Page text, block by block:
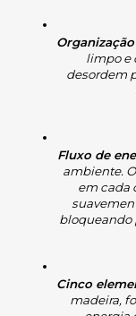
limpo e
desordem
Fluxo de
ambiente.
em cada
bloqueando
Cinco
madeira,